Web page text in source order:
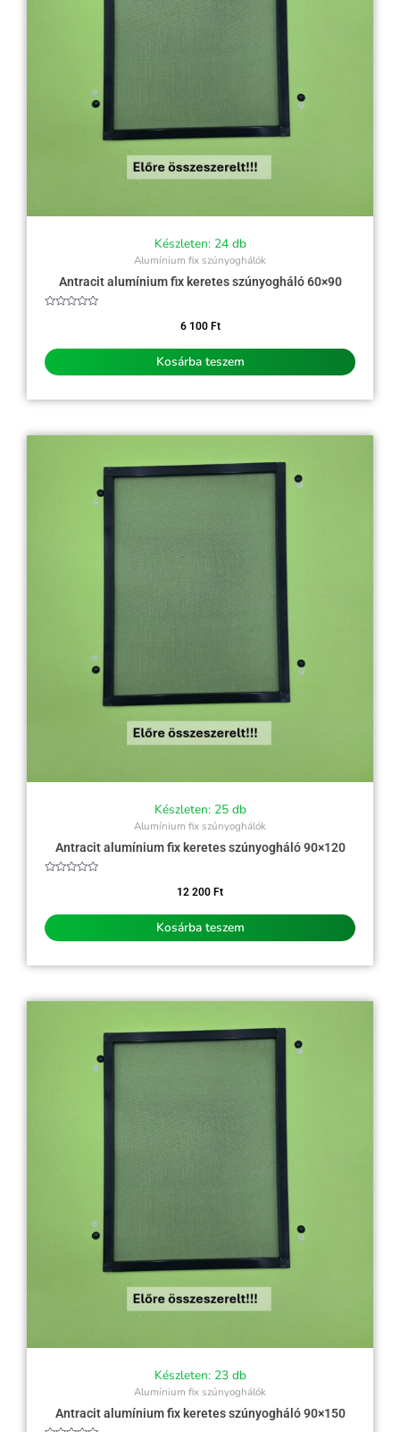
Készleten: 24 db
Alumínium fix szúnyoghálók
Antracit alumínium fix keretes szúnyogháló 60×90
6 100 Ft
Kosárba teszem
Készleten: 25 db
Alumínium fix szúnyoghálók
Antracit alumínium fix keretes szúnyogháló 90×120
12 200 Ft
Kosárba teszem
Készleten: 23 db
Alumínium fix szúnyoghálók
Antracit alumínium fix keretes szúnyogháló 90×150